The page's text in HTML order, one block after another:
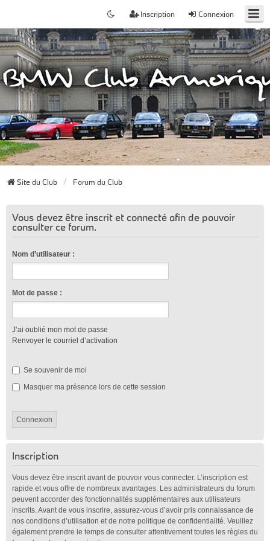
Connexion
Inscription
Site du Club Forum du Club
Vous devez être inscrit et connecté afin de pouvoir
consulter ce forum.
Nom d’utilisateur :
Mot de passe :
J’ai oublié mon mot de passe
Renvoyer le courriel d’activation
Se souvenir de moi
Masquer ma présence lors de cette session
Inscription
Vous devez être inscrit avant de pouvoir vous connecter. L’inscription est
rapide et vous offre de nombreux avantages. Les administrateurs du forum
peuvent accorder des fonctionnalités supplémentaires aux utilisateurs
inscrits. Avant de vous inscrire, assurez-vous d’avoir pris connaissance de
nos conditions d’utilisation et de notre politique de confidentialité. Veuillez
également prendre le temps de consulter attentivement toutes les règles du